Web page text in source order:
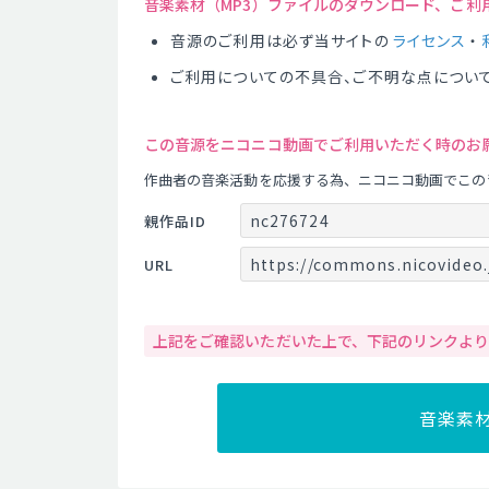
音楽素材（MP3）ファイルのダウンロード、ご
音源のご利用は必ず当サイトの ライセンス ・
ご利用についての不具合、ご不明な点につい
この音源をニコニコ動画でご利用いただく時のお
作曲者の音楽活動を応援する為、ニコニコ動画でこ
親作品ID
nc276724
URL https://
上記をご確認いただいた上で、下記のリンクよ
音楽素